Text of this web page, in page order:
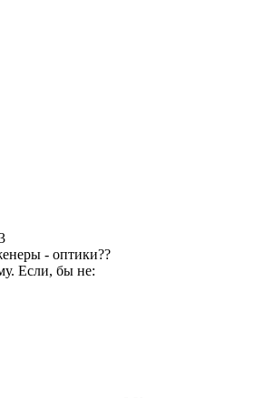
- оптики??
Если, бы не: